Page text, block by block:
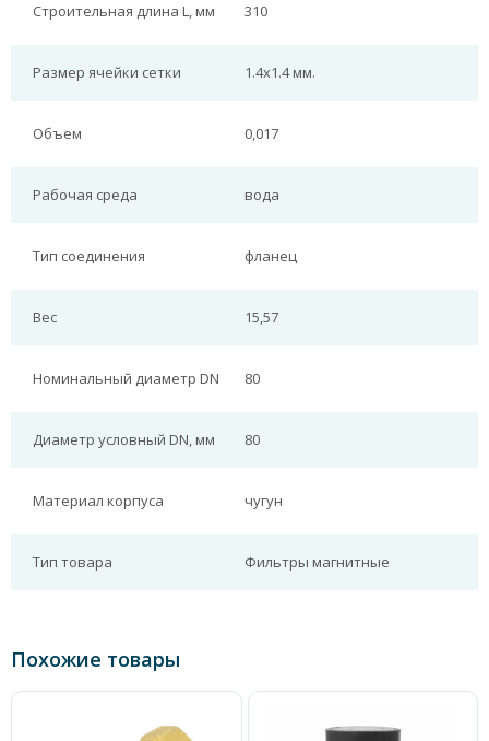
Строительная длина L, мм 310
Размер ячейки сетки 1.4х1.4 мм.
Объем 0,017
Рабочая среда вода
Тип соединения фланец
Вес 15,57
Номинальный диаметр DN 80
Диаметр условный DN, мм 80
Материал корпуса чугун
Тип товара Фильтры магнитные
Похожие товары